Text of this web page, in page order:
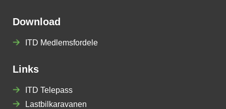
Download
ITD Medlemsfordele
Links
ITD Telepass
Lastbilkaravanen